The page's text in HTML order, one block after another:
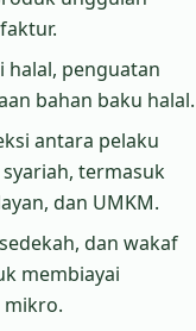
halal, penguatan
bahan baku halal.
antara pelaku
termasuk
dan UMKM.
dan wakaf
membiayai
mikro.